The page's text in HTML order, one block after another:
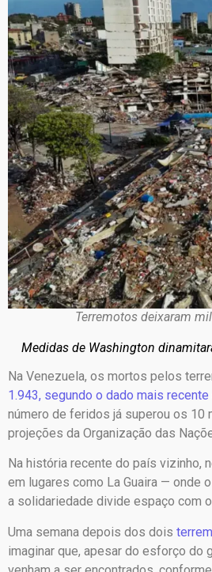
Terremotos deixaram
Medidas de Washington
Na Venezuela, os mortos pelos
1.943, segundo o dado mais recente
número de feridos já superou os 10
projeções da Organização das
Na história recente do país vizinho,
em lugares como La Guaira — onde
a solidariedade divide espaço com
Uma semana depois dos dois
imaginar que, apesar do esforço do